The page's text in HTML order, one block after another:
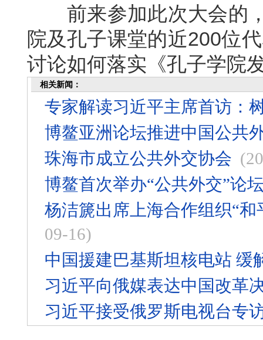
前来参加此次大会的，
院及孔子课堂的近200位
讨论如何落实《孔子学院
相关新闻：
专家解读习近平主席首访：
博鳌亚洲论坛推进中国公共
珠海市成立公共外交协会
博鳌首次举办“公共外交”论
杨洁篪出席上海合作组织“
09-16)
中国援建巴基斯坦核电站 缓
习近平向俄媒表达中国改革
习近平接受俄罗斯电视台专